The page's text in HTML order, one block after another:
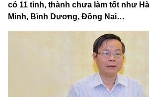
có 11 tỉnh, thành chưa làm tốt như
Minh, Bình Dương, Đồng Nai…